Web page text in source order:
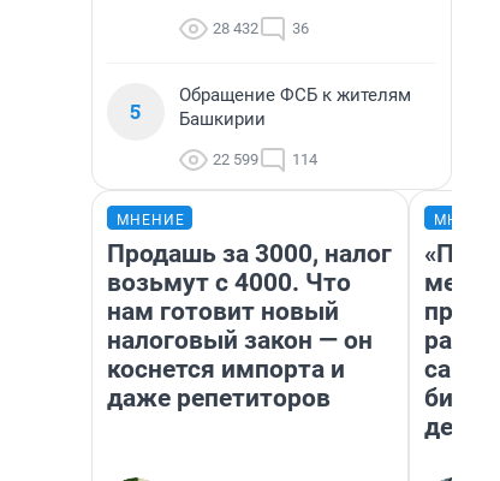
28 432 36
5
Обращение ФСБ к жителям
Башкирии
22 599 114
МНЕНИЕ
Продашь за 3000, налог
возьмут с 4000. Что
нам готовит новый
налоговый закон — он
коснется импорта и
даже репетиторов